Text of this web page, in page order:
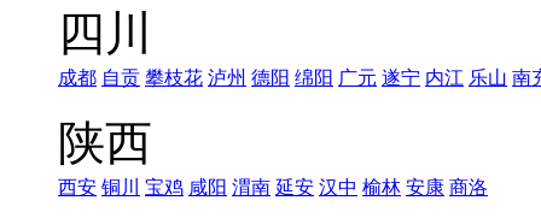
四川
成都 自贡 攀枝花 泸州 德阳 绵阳 广元 遂宁 内江 乐山 南
陕西
西安 铜川 宝鸡 咸阳 渭南 延安 汉中 榆林 安康 商洛